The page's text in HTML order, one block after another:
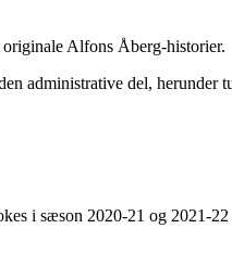
Alfons Åberg-historier.
administrative del, herunder
i sæson 2020-21 og 2021-